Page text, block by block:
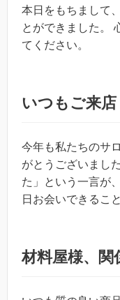
本日をもちまして
とができました。
てください。
いつもご来
今年も私たちのサ
がとうございまし
た」という一言が
日お会いできるこ
材料屋様、関